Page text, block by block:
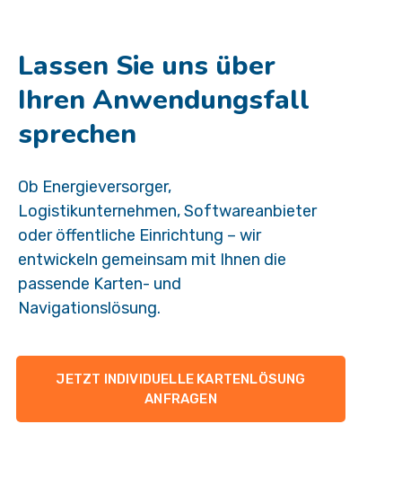
Lassen Sie uns über
Ihren Anwendungsfall
sprechen
Ob Energieversorger,
Logistikunternehmen, Softwareanbieter
oder öffentliche Einrichtung – wir
entwickeln gemeinsam mit Ihnen die
passende Karten- und
Navigationslösung.
JETZT INDIVIDUELLE KARTENLÖSUNG
ANFRAGEN